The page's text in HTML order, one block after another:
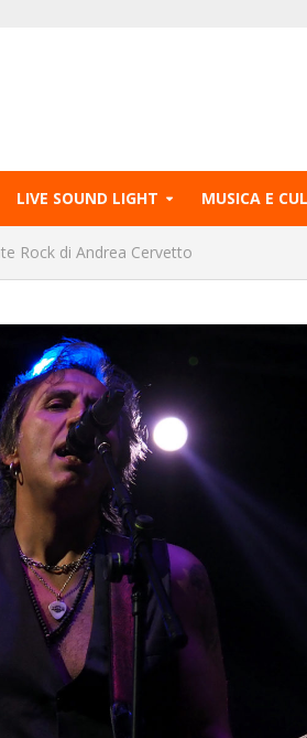
LIVE SOUND LIGHT MUSICA E
Rock di Andrea Cervetto